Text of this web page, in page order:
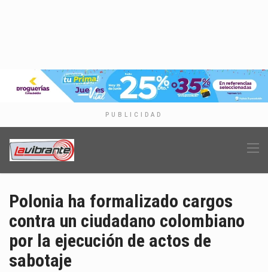
PUBLICIDAD
Polonia ha formalizado cargos
contra un ciudadano colombiano
por la ejecución de actos de
sabotaje